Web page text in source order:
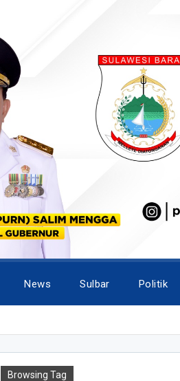
News Sulbar Politik
Browsing Tag